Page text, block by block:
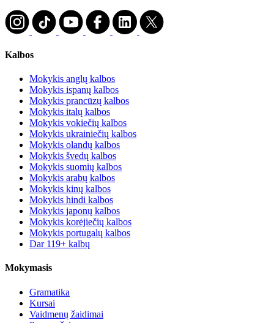
Kalbos
Mokykis anglų kalbos
Mokykis ispanų kalbos
Mokykis prancūzų kalbos
Mokykis italų kalbos
Mokykis vokiečių kalbos
Mokykis ukrainiečių kalbos
Mokykis olandų kalbos
Mokykis švedų kalbos
Mokykis suomių kalbos
Mokykis arabų kalbos
Mokykis kinų kalbos
Mokykis hindi kalbos
Mokykis japonų kalbos
Mokykis korėjiečių kalbos
Mokykis portugalų kalbos
Dar 119+ kalbų
Mokymasis
Gramatika
Kursai
Vaidmenų žaidimai